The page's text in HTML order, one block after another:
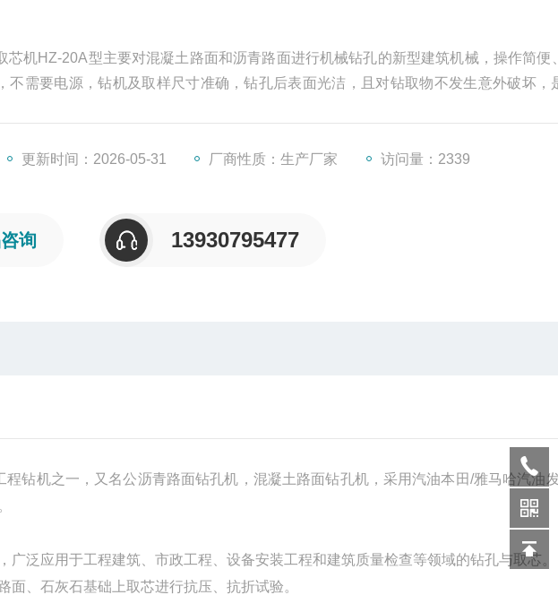
芯机HZ-20A型主要对混凝土路面和沥青路面进行机械钻孔的新型建筑机械，操作简便
不需要电源，钻机及取样尺寸准确，钻孔后表面光洁，且对钻取物不发生意外破坏，
更新时间：2026-05-31 厂商性质：生产厂家 访问量：2339
询 13930795477
程钻机之一，又名公沥青路面钻孔机，混凝土路面钻孔机，采用汽油本田/雅马哈汽油
泛应用于工程建筑、市政工程、设备安装工程和建筑质量检查等领域的钻孔与取芯。
、石灰石基础上取芯进行抗压、抗折试验。